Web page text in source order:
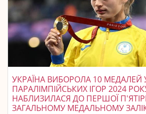
УКРАЇНА ВИБОРОЛА 10
ПАРАЛІМПІЙСЬКИХ ІГОР 2024
НАБЛИЗИЛАСЯ ДО ПЕРШОЇ
ЗАГАЛЬНОМУ МЕДАЛЬНОМУ